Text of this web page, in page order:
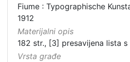
Fiume : Typographische
1912
Materijalni opis
182 str., [3] presavijena lista
Vrsta građe